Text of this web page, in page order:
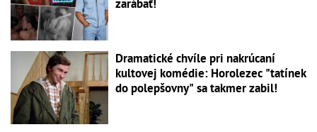
zarábať!
Dramatické chvíle pri nakrúcaní
kultovej komédie: Horolezec "tatínek
do polepšovny" sa takmer zabil!